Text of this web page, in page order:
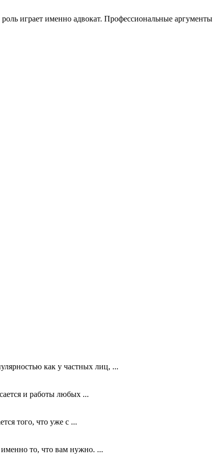
играет именно адвокат. Профессиональные аргументы
как у частных лиц, ...
и работы любых ...
того, что уже с ...
то, что вам нужно. ...